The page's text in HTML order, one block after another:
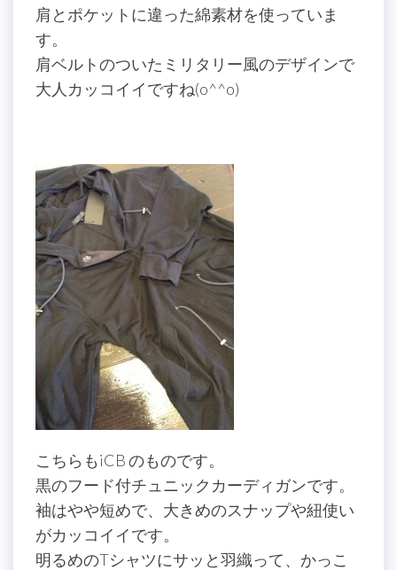
肩とポケットに違った綿素材を使っていま
す。
肩ベルトのついたミリタリー風のデザインで
大人カッコイイですね(o^^o)
こちらもiCB のものです。
黒のフード付チュニックカーディガンです。
袖はやや短めで、大きめのスナップや紐使い
がカッコイイです。
明るめのTシャツにサッと羽織って、かっこ